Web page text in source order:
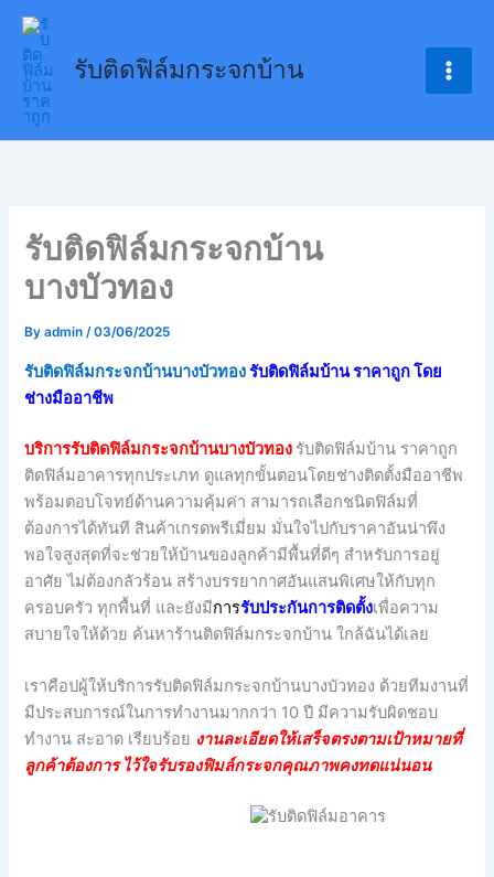
Skip
content
รับติดฟิล์มกระจกบ้าน
รับติดฟิล์มกระจกบ้าน
บางบัวทอง
Byadmin/03/06/2025
รับติดฟิล์มกระจกบ้านบางบัวทองรับติดฟิล์มบ้าน ราคาถูก โดย
ช่างมืออาชีพ
บริการรับติดฟิล์มกระจกบ้านบางบัวทอง รับติดฟิล์มบ้าน ราคาถูก
ติดฟิล์มอาคารทุกประเภท ดูแลทุกขั้นตอนโดยช่างติดตั้งมืออาชีพ
พร้อมตอบโจทย์ด้านความคุ้มค่า สามารถเลือกชนิดฟิล์มที่
ต้องการได้ทันที สินค้าเกรดพรีเมี่ยม มั่นใจไปกับราคาอันน่าพึง
พอใจสูงสุดที่จะช่วยให้บ้านของลูกค้ามีพื้นที่ดีๆ สำหรับการอยู่
อาศัย ไม่ต้องกลัวร้อน สร้างบรรยากาศอันแสนพิเศษให้กับทุก
ครอบครัว ทุกพื้นที่ และยังมีการรับประกันการติดตั้งเพื่อความ
สบายใจให้ด้วย ค้นหาร้านติดฟิล์มกระจกบ้าน ใกล้ฉันได้เลย
เราคือปผู้ให้บริการรับติดฟิล์มกระจกบ้านบางบัวทอง ด้วยทีมงานที่
มีประสบการณ์ในการทำงานมากกว่า 10 ปี มีความรับผิดชอบ
ทำงาน สะอาด เรียบร้อย งานละเอียดให้เสร็จตรงตามเป้าหมายที่
ลูกค้าต้องการ ไว้ใจรับรองฟิมล์กระจกคุณภาพคงทดแน่นอน